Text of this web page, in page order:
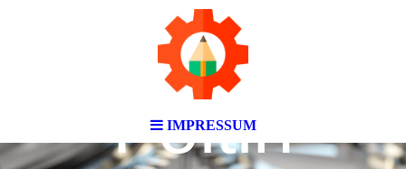
IMPRESSUM
Foltin